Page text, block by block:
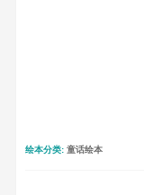
绘本分类: 童话绘本